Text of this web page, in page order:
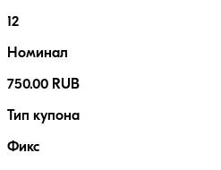
12
Номинал
750.00 RUB
Тип купона
Фикс